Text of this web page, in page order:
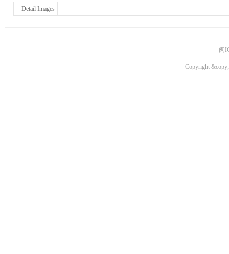
Detail Images
闽
Copyright